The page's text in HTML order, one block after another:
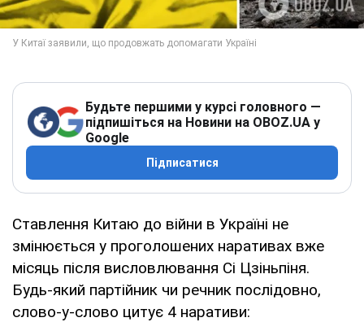
Будьте першими у курсі головного —
підпишіться на Новини на OBOZ.UA у
Google
Підписатися
Ставлення Китаю до війни в Україні не
змінюється у проголошених наративах вже
місяць після висловлювання Сі Цзіньпіня.
Будь-який партійник чи речник послідовно,
слово-у-слово цитує 4 наративи: